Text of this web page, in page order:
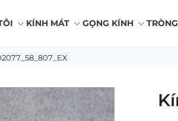
KÍNH MÁT GỌNG KÍNH